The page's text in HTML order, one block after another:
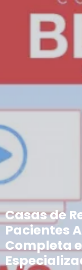
Casas de
Pacientes
Completa